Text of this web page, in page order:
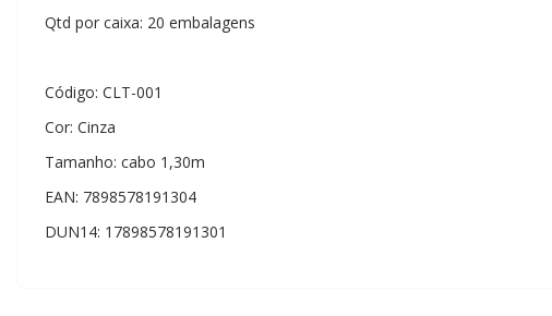
Qtd por caixa: 20 embalagens
Código: CLT-001
Cor: Cinza
Tamanho: cabo 1,30m
EAN: 7898578191304
DUN14: 17898578191301